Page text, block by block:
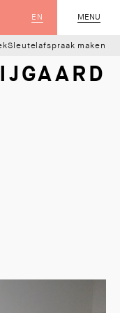
MENU
SLUIT
EN
Sleutelafspraak maken